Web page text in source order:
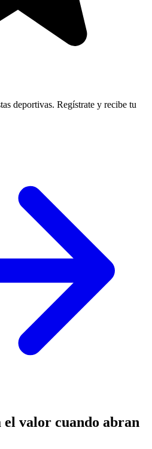
deportivas. Regístrate y recibe tu
el valor cuando abran